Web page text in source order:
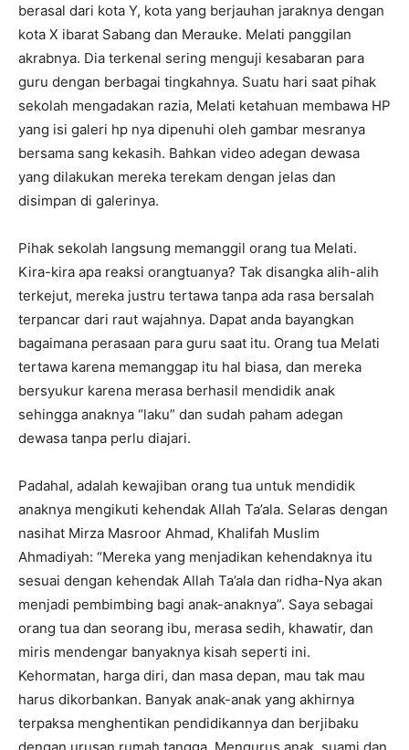
berasal dari kota Y, kota yang berjauhan jaraknya dengan
kota X ibarat Sabang dan Merauke. Melati panggilan
akrabnya. Dia terkenal sering menguji kesabaran para
guru dengan berbagai tingkahnya. Suatu hari saat pihak
sekolah mengadakan razia, Melati ketahuan membawa HP
yang isi galeri hp nya dipenuhi oleh gambar mesranya
bersama sang kekasih. Bahkan video adegan dewasa
yang dilakukan mereka terekam dengan jelas dan
disimpan di galerinya.
Pihak sekolah langsung memanggil orang tua Melati.
Kira-kira apa reaksi orangtuanya? Tak disangka alih-alih
terkejut, mereka justru tertawa tanpa ada rasa bersalah
terpancar dari raut wajahnya. Dapat anda bayangkan
bagaimana perasaan para guru saat itu. Orang tua Melati
tertawa karena memanggap itu hal biasa, dan mereka
bersyukur karena merasa berhasil mendidik anak
sehingga anaknya “laku” dan sudah paham adegan
dewasa tanpa perlu diajari.
Padahal, adalah kewajiban orang tua untuk mendidik
anaknya mengikuti kehendak Allah Ta’ala. Selaras dengan
nasihat Mirza Masroor Ahmad, Khalifah Muslim
Ahmadiyah: “Mereka yang menjadikan kehendaknya itu
sesuai dengan kehendak Allah Ta’ala dan ridha-Nya akan
menjadi pembimbing bagi anak-anaknya”. Saya sebagai
orang tua dan seorang ibu, merasa sedih, khawatir, dan
miris mendengar banyaknya kisah seperti ini.
Kehormatan, harga diri, dan masa depan, mau tak mau
harus dikorbankan. Banyak anak-anak yang akhirnya
terpaksa menghentikan pendidikannya dan berjibaku
dengan urusan rumah tangga. Mengurus anak, suami dan